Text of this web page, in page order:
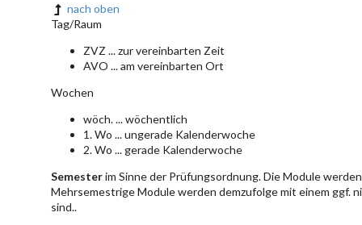
nach oben
Tag/Raum
ZVZ ... zur vereinbarten Zeit
AVO ... am vereinbarten Ort
Wochen
wöch. ... wöchentlich
1. Wo ... ungerade Kalenderwoche
2. Wo ... gerade Kalenderwoche
Semesterim Sinne der Prüfungsordnung. Die Module
Mehrsemestrige Module werden demzufolge mit einem ggf.
sind..